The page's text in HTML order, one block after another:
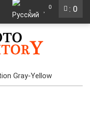
: 0
0
Gray-Yellow